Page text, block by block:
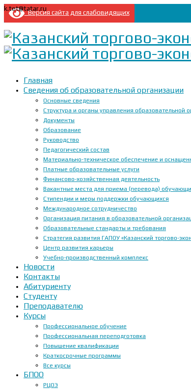
Версия сайта для слабовидящих
k.tet@tatar.ru
Главная
Сведения об образовательной организации
Основные сведения
Структура и органы управления образовательной
Документы
Образование
Руководство
Педагогический состав
Материально-техническое обеспечение и
Платные образовательные услуги
Финансово-хозяйственная деятельность
Вакантные места для приема (перевода)
Стипендии и меры поддержки обучающихся
Международное сотрудничество
Организация питания в образовательной
Образовательные стандарты и требования
Стратегия развития ГАПОУ «Казанский торгово-
Центр развития карьеры
Учебно-производственный комплекс
Новости
Контакты
Абитуриенту
Студенту
Преподавателю
Курсы
Профессиональное обучение
Профессиональная переподготовка
Повышение квалификации
Краткосрочные программы
Все курсы
БПОО
РЦОЭ